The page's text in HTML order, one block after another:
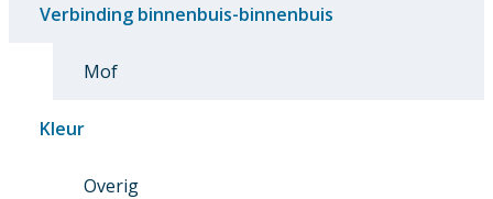
Verbinding binnenbuis-binnenbuis
Mof
Kleur
Overig